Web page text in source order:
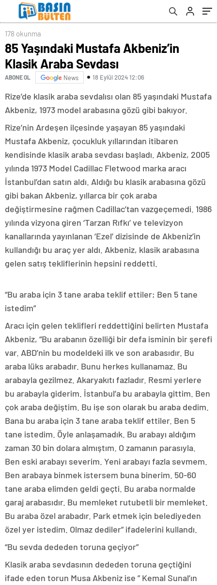
178 okunma
85 Yaşındaki Mustafa Akbeniz’in
Klasik Araba Sevdası
ABONE OL News 18 Eylül 2024 12:06
Rize’de klasik araba sevdalısı olan 85 yaşındaki Mustafa
Akbeniz, 1973 model arabasına gözü gibi bakıyor.
Rize’nin Ardeşen ilçesinde yaşayan 85 yaşındaki
Mustafa Akbeniz, çocukluk yıllarından itibaren
kendisinde klasik araba sevdası başladı. Akbeniz, 2005
yılında 1973 Model Cadillac Fletwood marka aracı
İstanbul’dan satın aldı. Aldığı bu klasik arabasına gözü
gibi bakan Akbeniz, yıllarca bir çok araba
değiştirmesine rağmen Cadillac’tan vazgeçemedi. 1986
yılında vizyona giren ‘Tarzan Rıfkı’ ve televizyon
kanallarında yayınlanan ‘Ezel’ dizisinde de Akbeniz’in
kullandığı bu araç yer aldı. Akbeniz, klasik arabasına
gelen satış tekliflerinin hepsini reddetti.
“Bu araba için 3 tane araba teklif ettiler; Ben 5 tane
istedim”
Aracı için gelen teklifleri reddettiğini belirten Mustafa
Akbeniz, “Bu arabanın özelliği bir defa isminin bir şerefi
var. ABD’nin bu modeldeki ilk ve son arabasıdır. Bu
araba lüks arabadır. Bunu herkes kullanamaz. Bu
arabayla gezilmez. Akaryakıtı fazladır. Resmi yerlere
bu arabayla giderim. İstanbul’a bu arabayla gittim. Ben
çok araba değiştim. Bu işe son olarak bu araba dedim.
Bana bu araba için 3 tane araba teklif ettiler. Ben 5
tane istedim. Öyle anlaşamadık. Bu arabayı aldığım
zaman 30 bin dolara almıştım. O zamanın parasıyla.
Ben eski arabayı severim. Yeni arabayı fazla sevmem.
Ben arabaya binmek istersem buna binerim. 50-60
tane araba elimden geldi geçti. Bu araba normalde
garaj arabasıdır. Bu memleket rutubetli bir memleket.
Bu araba özel arabadır. Park etmek için belediyeden
özel yer istedim. Olmaz dediler” ifadelerini kullandı.
“Bu sevda dededen toruna geçiyor”
Klasik araba sevdasının dededen toruna geçtiğini
ifade eden torun Musa Akbeniz ise ” Kemal Sunal’ın